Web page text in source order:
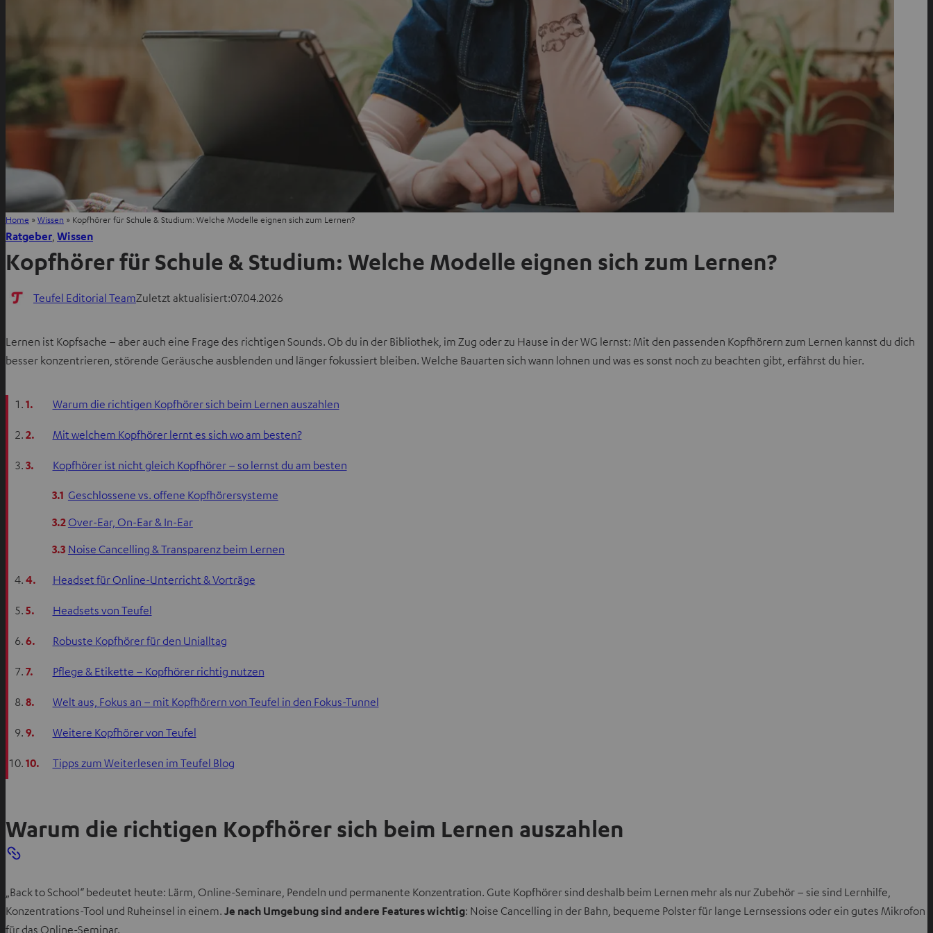
Home »Wissen » Kopfhörer für Schule & Studium: Welche Modelle eignen sich zum Lernen?
Ratgeber Wissen
Kopfhörer für Schule & Studium: Welche Modelle eignen sich zum Lernen?
Teufel Editorial TeamZuletzt aktualisiert:07.04.2026
Lernen ist Kopfsache – aber auch eine Frage des richtigen Sounds. Ob du in der Bibliothek, im Zug oder zu Hause in der WG lernst: Mit den passenden Kopfhörern zum Lernen kannst du dich
besser konzentrieren, störende Geräusche ausblenden und länger fokussiert bleiben. Welche Bauarten sich wann lohnen und was es sonst noch zu beachten gibt, erfährst du hier.
1. Warum die richtigen Kopfhörer sich beim Lernen auszahlen
2. Mit welchem Kopfhörer lernt es sich wo am besten?
3. Kopfhörer ist nicht gleich Kopfhörer – so lernst du am besten
3.1 Geschlossene vs. offene Kopfhörersysteme
3.2 Over-Ear, On-Ear & In-Ear
3.3 Noise Cancelling & Transparenz beim Lernen
4. Headset für Online-Unterricht & Vorträge
5. Headsets von Teufel
6. Robuste Kopfhörer für den Unialltag
7. Pflege & Etikette – Kopfhörer richtig nutzen
8. Welt aus, Fokus an – mit Kopfhörern von Teufel in den Fokus-Tunnel
9. Weitere Kopfhörer von Teufel
10. Tipps zum Weiterlesen im Teufel Blog
Warum die richtigen Kopfhörer sich beim Lernen auszahlen
„Back to School“ bedeutet heute: Lärm, Online-Seminare, Pendeln und permanente Konzentration. Gute Kopfhörer sind deshalb beim Lernen mehr als nur Zubehör – sie sind Lernhilfe,
Konzentrations-Tool und Ruheinsel in einem. Je nach Umgebung sind andere Features wichtig: Noise Cancelling in der Bahn, bequeme Polster für lange Lernsessions oder ein gutes Mikrofon
für das Online-Seminar.